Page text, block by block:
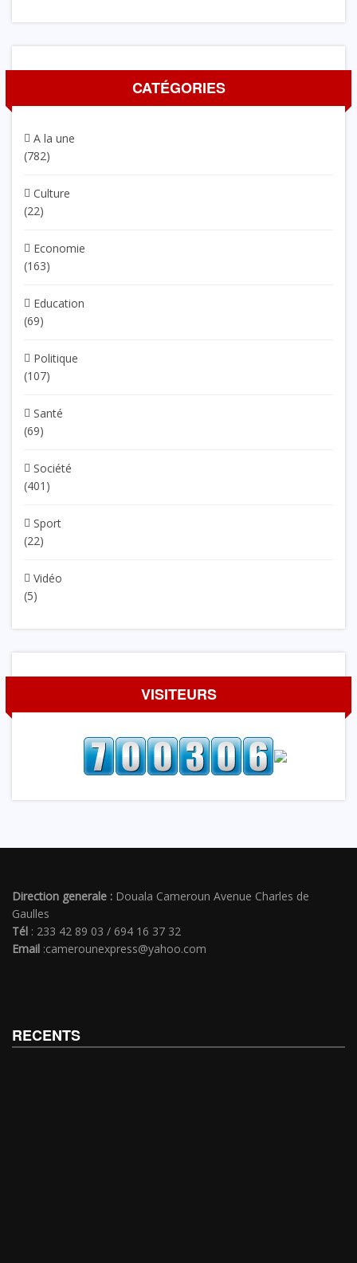
CATÉGORIES
A la une
(782)
Culture
(22)
Economie
(163)
Education
(69)
Politique
(107)
Santé
(69)
Société
(401)
Sport
(22)
Vidéo
(5)
VISITEURS
Direction generale : Douala Cameroun Avenue Charles de
Gaulles
Tél : 233 42 89 03 / 694 16 37 32
Email :camerounexpress@yahoo.com
RECENTS